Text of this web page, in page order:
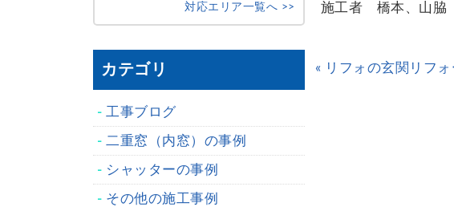
施工者 橋本、山脇
« リフォの玄関リフ
対応エリア一覧へ >>
カテゴリ
工事ブログ
二重窓（内窓）の事例
シャッターの事例
その他の施工事例